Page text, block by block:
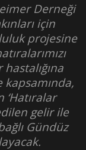
Derneği
için
projesine
gelir ile
Gündüz